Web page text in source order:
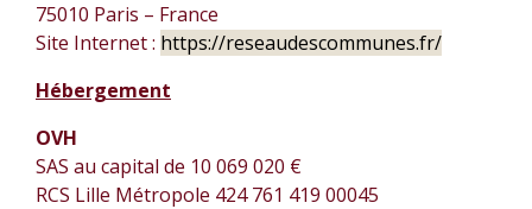
75010 Paris – France
Site Internet : https://reseaudescommunes.fr/
Hébergement
OVH
SAS au capital de 10 069 020 €
RCS Lille Métropole 424 761 419 00045